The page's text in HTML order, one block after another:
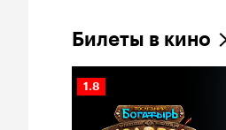
Билеты в кино
Рейтинг
Кинопоиска
1.8